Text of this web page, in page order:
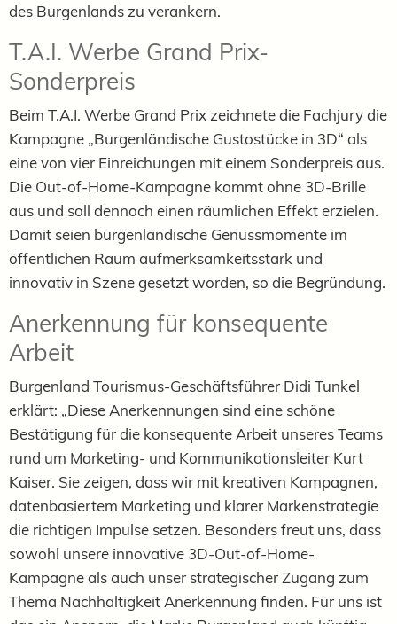
des Burgenlands zu verankern.
T.A.I. Werbe Grand Prix-
Sonderpreis
Beim T.A.I. Werbe Grand Prix zeichnete die Fachjury die
Kampagne „Burgenländische Gustostücke in 3D“ als
eine von vier Einreichungen mit einem Sonderpreis aus.
Die Out-of-Home-Kampagne kommt ohne 3D-Brille
aus und soll dennoch einen räumlichen Effekt erzielen.
Damit seien burgenländische Genussmomente im
öffentlichen Raum aufmerksamkeitsstark und
innovativ in Szene gesetzt worden, so die Begründung.
Anerkennung für konsequente
Arbeit
Burgenland Tourismus-Geschäftsführer Didi Tunkel
erklärt: „Diese Anerkennungen sind eine schöne
Bestätigung für die konsequente Arbeit unseres Teams
rund um Marketing- und Kommunikationsleiter Kurt
Kaiser. Sie zeigen, dass wir mit kreativen Kampagnen,
datenbasiertem Marketing und klarer Markenstrategie
die richtigen Impulse setzen. Besonders freut uns, dass
sowohl unsere innovative 3D-Out-of-Home-
Kampagne als auch unser strategischer Zugang zum
Thema Nachhaltigkeit Anerkennung finden. Für uns ist